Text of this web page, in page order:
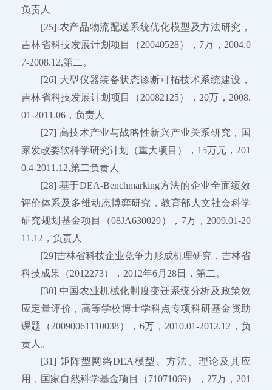
负责人
[25] 农产品物流配送系统优化模型及方法研究，
吉林省科技发展计划项目（20040528），7万，2004.0
7-2008.12,第二。
[26] 大型仪器装备状态诊断可拓技术系统建设，
吉林省科技发展计划项目（20082125），20万，2008.
01-2011.06，负责人
[27] 高技术产业与战略性新兴产业关系研究，国
家发改委软科学研究计划（重大项目），15万元，201
0.4-2011.12,第二负责人
[28] 基于DEA-Benchmarking方法的企业全面绩效
评价体系及多维动态博弈研究，教育部人文社会科学
研究规划基金项目（08JA630029），7万，2009.01-20
11.12，负责人
[29]吉林省科技企业竞争力形成机理研究，吉林省
科技成果（2012273），2012年6月28日，第二。
[30] 中国农业机械化制度变迁系统分析及政策效
应定量评价，高等学校博士学科点专项科研基金资助
课题（20090061110038），6万，2010.01-2012.12，负
责人。
[31] 矩阵型网络DEA模型、方法、理论及其应
用，国家自然科学基金项目（71071069），27万，201